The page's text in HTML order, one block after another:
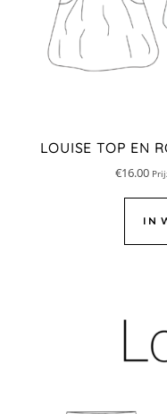
LOUISE TOP EN
€16.00
IN